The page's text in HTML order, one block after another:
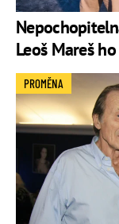
Leoš Mareš
PROMĚNA